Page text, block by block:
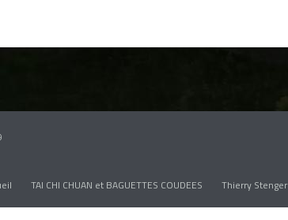
TAI CHI CHUAN et BAGUETTES COUDEES Thierry Stenger